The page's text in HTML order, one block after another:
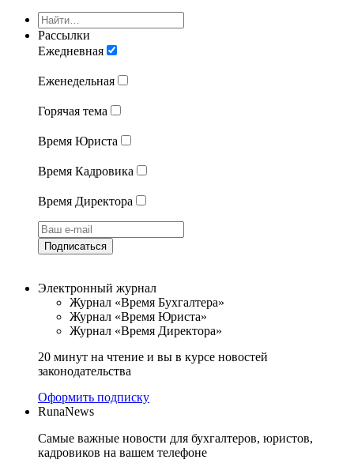
Рассылки
Ежедневная
Еженедельная
Горячая тема
Время Юриста
Время Кадровика
Время Директора
Подписаться
Электронный журнал
Журнал «Время Бухгалтера»
Журнал «Время Юриста»
Журнал «Время Директора»
20 минут на чтение и вы в курсе новостей
законодательства
Оформить подписку
RunaNews
Самые важные новости для бухгалтеров, юристов,
кадровиков на вашем телефоне